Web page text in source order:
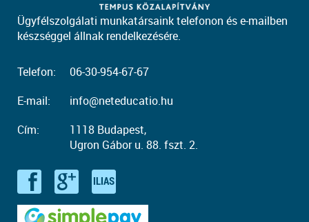
Ügyfélszolgálati munkatársaink telefonon és e-mailben
készséggel állnak rendelkezésére.
Telefon:
06-30-954-67-67
E-mail:
info@neteducatio.hu
Cím:
1118 Budapest,
Ugron Gábor u. 88. fszt. 2.